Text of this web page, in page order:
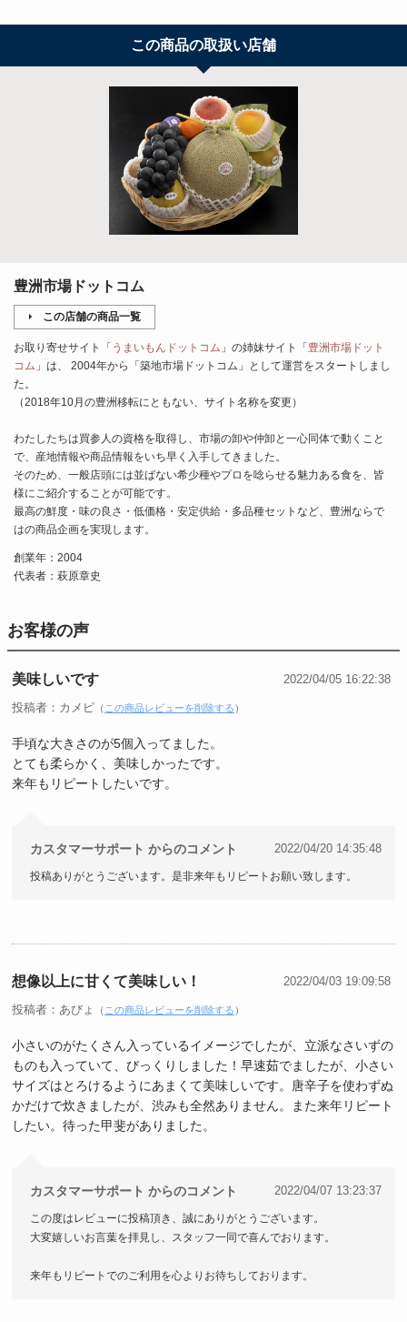
この商品の取扱い店舗
豊洲市場ドットコム
この店舗の商品一覧
お取り寄せサイト「 うまいもんドットコム 」の姉妹サイト「 豊洲市場ドット
コム 」は、 2004年から「築地市場ドットコム」として運営をスタートしまし
た。
（2018年10月の豊洲移転にともない、サイト名称を変更）
わたしたちは買参人の資格を取得し、市場の卸や仲卸と一心同体で動くこと
で、産地情報や商品情報をいち早く入手してきました。
そのため、一般店頭には並ばない希少種やプロを唸らせる魅力ある食を、皆
様にご紹介することが可能です。
最高の鮮度・味の良さ・低価格・安定供給・多品種セットなど、豊洲ならで
はの商品企画を実現します。
創業年：2004
代表者：萩原章史
お客様の声
美味しいです 2022/04/05 16:22:38
投稿者：カメピ （ この商品レビューを削除する ）
手頃な大きさのが5個入ってました。
とても柔らかく、美味しかったです。
来年もリピートしたいです。
カスタマーサポート からのコメント 2022/04/20 14:35:48
投稿ありがとうございます。是非来年もリピートお願い致します。
想像以上に甘くて美味しい！ 2022/04/03 19:09:58
投稿者：あびょ （ この商品レビューを削除する ）
小さいのがたくさん入っているイメージでしたが、立派なさいずの
ものも入っていて、びっくりしました！早速茹でましたが、小さい
サイズはとろけるようにあまくて美味しいです。唐辛子を使わずぬ
かだけで炊きましたが、渋みも全然ありません。また来年リピート
したい。待った甲斐がありました。
カスタマーサポート からのコメント 2022/04/07 13:23:37
この度はレビューに投稿頂き、誠にありがとうございます。
大変嬉しいお言葉を拝見し、スタッフ一同で喜んでおります。
来年もリピートでのご利用を心よりお待ちしております。